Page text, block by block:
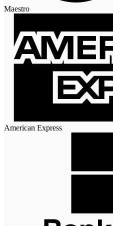
Maestro
American Express